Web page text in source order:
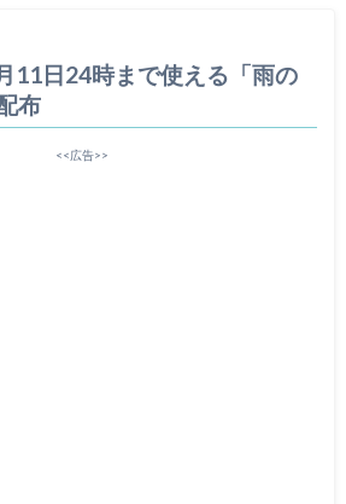
11日24時まで使える「雨の
布
<<広告>>